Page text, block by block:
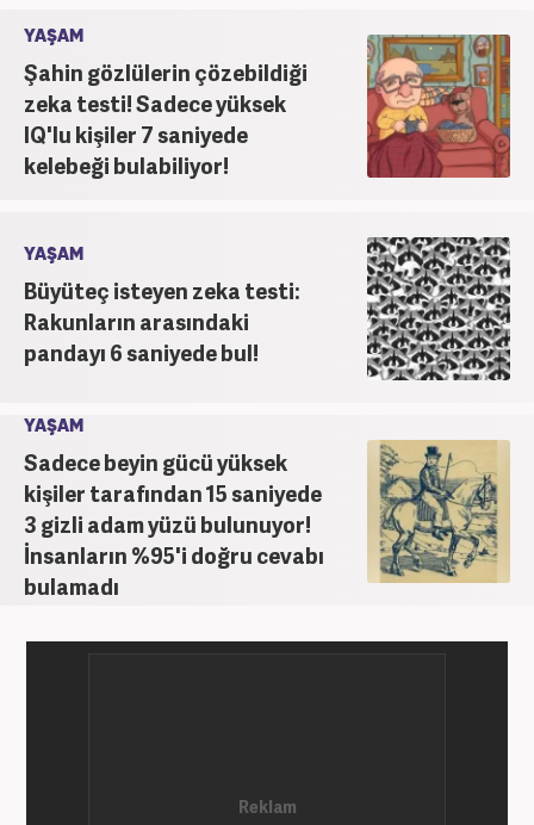
YAŞAM
Şahin gözlülerin çözebildiği
zeka testi! Sadece yüksek
IQ'lu kişiler 7 saniyede
kelebeği bulabiliyor!
YAŞAM
Büyüteç isteyen zeka testi:
Rakunların arasındaki
pandayı 6 saniyede bul!
YAŞAM
Sadece beyin gücü yüksek
kişiler tarafından 15 saniyede
3 gizli adam yüzü bulunuyor!
İnsanların %95'i doğru cevabı
bulamadı